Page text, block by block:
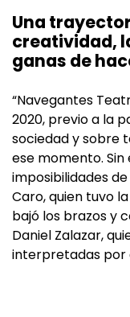
Una
creatividad,
ganas de
“Navegantes
2020, previo a la
sociedad y sobre
ese momento.
imposibilidades
Caro, quien tuvo
bajó los brazos y
Daniel Zalazar,
interpretadas por